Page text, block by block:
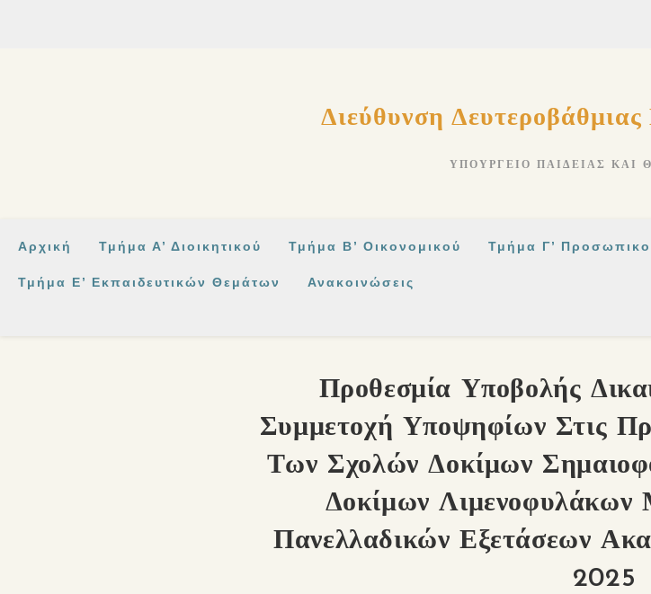
Διεύθυνση
ΥΠΟΥΡΓΕΊΟ ΠΑΙΔΕΊΑΣ ΚΑΙ
Αρχική Τμήμα Α’ Διοικητικού Τμήμα Β’ Οικονομικού Τμήμα Γ’
Τμήμα Ε’ Εκπαιδευτικών Θεμάτων Ανακοινώσεις
Προθεσμία Υποβολής
Συμμετοχή Υποψηφίων Στις
Των Σχολών Δοκίμων
Δοκίμων
Πανελλαδικών Εξετάσεων
2025